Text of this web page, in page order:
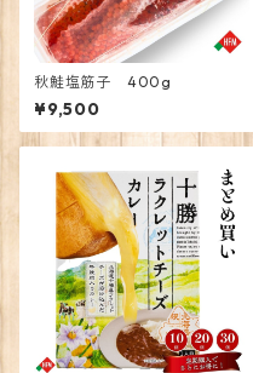
秋鮭塩筋子 400g
¥9,500